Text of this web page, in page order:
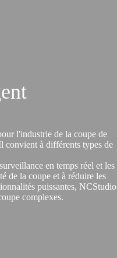
l'industrie de la coupe de
convient à différents types de
en temps réel et les
de la coupe et à réduire les
puissantes, NCStudio
complexes.